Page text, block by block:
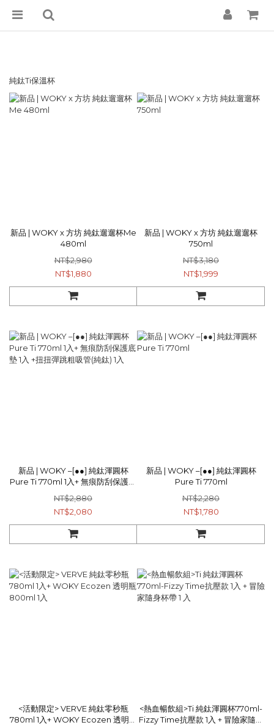
純鈦Ti保溫杯
新品 | WOKY x 方坊 純鈦遛遛杯Me
480ml
NT$2,980
NT$1,880
新品 | WOKY x 方坊 純鈦遛遛杯
750ml
NT$3,180
NT$1,999
新品 | WOKY –[●●] 純鈦渾圓杯
Pure Ti 770ml 1入+ 無痕防刮保護底
墊 1入 +扭扭彈跳粗吸管(純鈦) 1入
NT$2,880
NT$2,080
新品 | WOKY –[●●] 純鈦渾圓杯
Pure Ti 770ml
NT$2,280
NT$1,780
<活動限定> VERVE 純鈦零秒瓶
780ml 1入+ WOKY Ecozen 透明瓶
<熱血暢飲組>Ti 純鈦渾圓杯770ml-
Fizzy Time抗壓款 1入 + 冒險家隨身